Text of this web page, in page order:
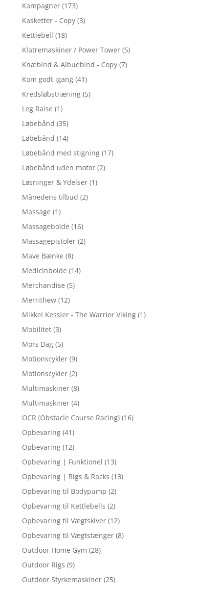
Kampagner (173)
Kasketter - Copy (3)
Kettlebell (18)
Klatremaskiner / Power Tower (5)
Knæbind & Albuebind - Copy (7)
Kom godt igang (41)
Kredsløbstræning (5)
Leg Raise (1)
Løbebånd (35)
Løbebånd (14)
Løbebånd med stigning (17)
Løbebånd uden motor (2)
Løsninger & Ydelser (1)
Månedens tilbud (2)
Massage (1)
Massagebolde (16)
Massagepistoler (2)
Mave Bænke (8)
Medicinbolde (14)
Merchandise (5)
Merrithew (12)
Mikkel Kessler - The Warrior Viking (1)
Mobilitet (3)
Mors Dag (5)
Motionscykler (9)
Motionscykler (2)
Multimaskiner (8)
Multimaskiner (4)
OCR (Obstacle Course Racing) (16)
Opbevaring (41)
Opbevaring (12)
Opbevaring | Funktionel (13)
Opbevaring | Rigs & Racks (13)
Opbevaring til Bodypump (2)
Opbevaring til Kettlebells (2)
Opbevaring til Vægtskiver (12)
Opbevaring til Vægtstænger (8)
Outdoor Home Gym (28)
Outdoor Rigs (9)
Outdoor Styrkemaskiner (25)